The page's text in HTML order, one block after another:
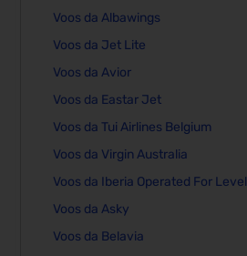
Voos da Albawings
Voos da Jet Lite
Voos da Avior
Voos da Eastar Jet
Voos da Tui Airlines Belgium
Voos da Virgin Australia
Voos da Iberia Operated For Level
Voos da Asky
Voos da Belavia